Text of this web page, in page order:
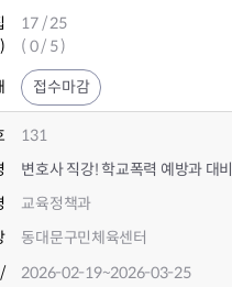
17 / 25
( 0 / 5 )
접수마감
131
변호사 직강! 학교폭력 예방과 대비
교육정책과
동대문구민체육센터
/
2026-02-19~2026-03-25